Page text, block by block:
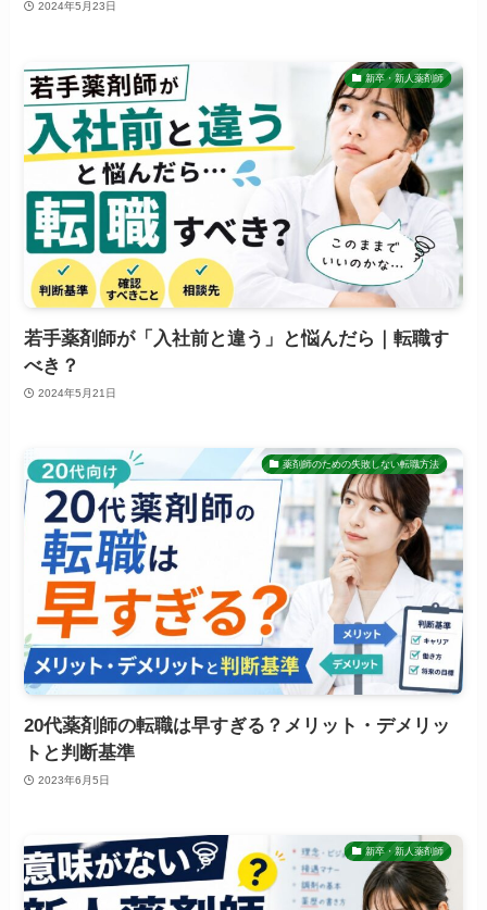
2024年5月23日
新卒・新人薬剤師
若手薬剤師が「入社前と違う」と悩んだら｜転職す
べき？
2024年5月21日
薬剤師のための失敗しない転職方法
20代薬剤師の転職は早すぎる？メリット・デメリッ
トと判断基準
2023年6月5日
新卒・新人薬剤師